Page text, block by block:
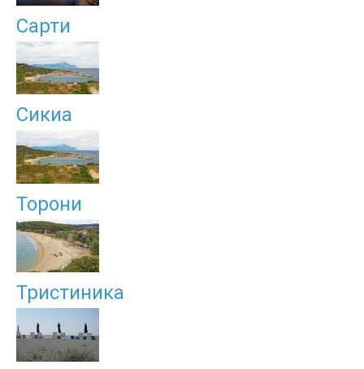
Сарти
Сикиа
Торони
Тристиника